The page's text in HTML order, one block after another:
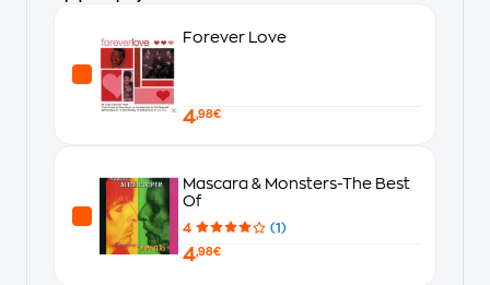
Forever Love
4,98€
Mascara & Monsters-The Best
Of
4 (1)
4,98€